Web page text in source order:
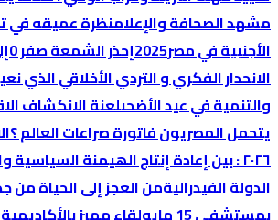
مشهد الصحافة والإعلامنظرة عميقه في
الأجنبية في مصر2025
إحذر الشمعة صفر 0
الانحدار الفكري و التردي الأخلاقي الذي
والتنمية في عيد الأضحىلعنة الانكشاف
یتحمل المصریون فاتورة صراعات العالم ؟
٢٠٢٦ : بین إعادة إنتاج الھیمنة
الدولة الفیدرالیةمن العجز إلى الحياة من